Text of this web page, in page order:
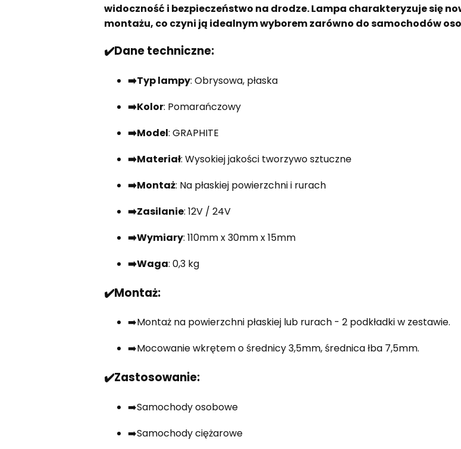
widoczność i bezpieczeństwo na drodze. Lampa charakteryzuje się
montażu, co czyni ją idealnym wyborem zarówno do samochodów
✔️Dane techniczne:
➡️Typ lampy: Obrysowa, płaska
➡️Kolor: Pomarańczowy
➡️Model: GRAPHITE
➡️Materiał: Wysokiej jakości tworzywo sztuczne
➡️Montaż: Na płaskiej powierzchni i rurach
➡️Zasilanie: 12V / 24V
➡️Wymiary: 110mm x 30mm x 15mm
➡️Waga: 0,3 kg
✔️Montaż:
➡️Montaż na powierzchni płaskiej lub rurach - 2 podkładki w zestawie.
➡️Mocowanie wkrętem o średnicy 3,5mm, średnica łba 7,5mm.
✔️Zastosowanie:
➡️Samochody osobowe
➡️Samochody ciężarowe